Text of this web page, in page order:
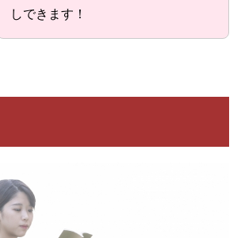
しできます！